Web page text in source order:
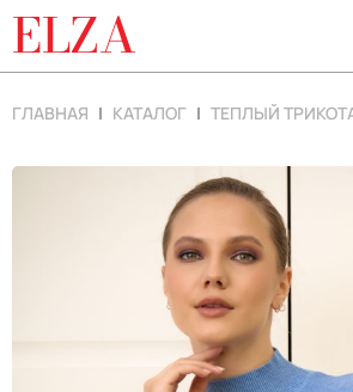
ELZA
ГЛАВНАЯ КАТАЛОГ ТЕПЛЫЙ